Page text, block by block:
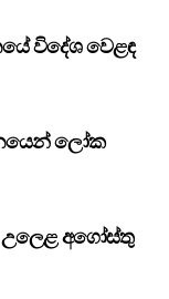
විදේශ වෙළඳ
ලෝක
උලෙළ අගෝස්තු